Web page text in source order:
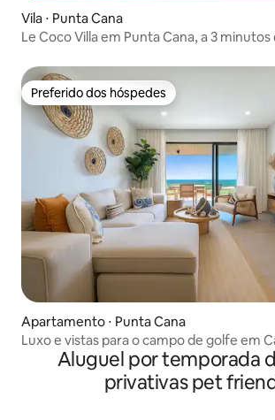
Vila ⋅ Punta Cana
Le Coco Villa em Punta Cana, a 3
Preferido dos hóspedes
Preferido dos hóspedes
Apartamento ⋅ Punta Cana
Luxo e vistas para o campo de golfe em
Aluguel por temporada
privativas pet